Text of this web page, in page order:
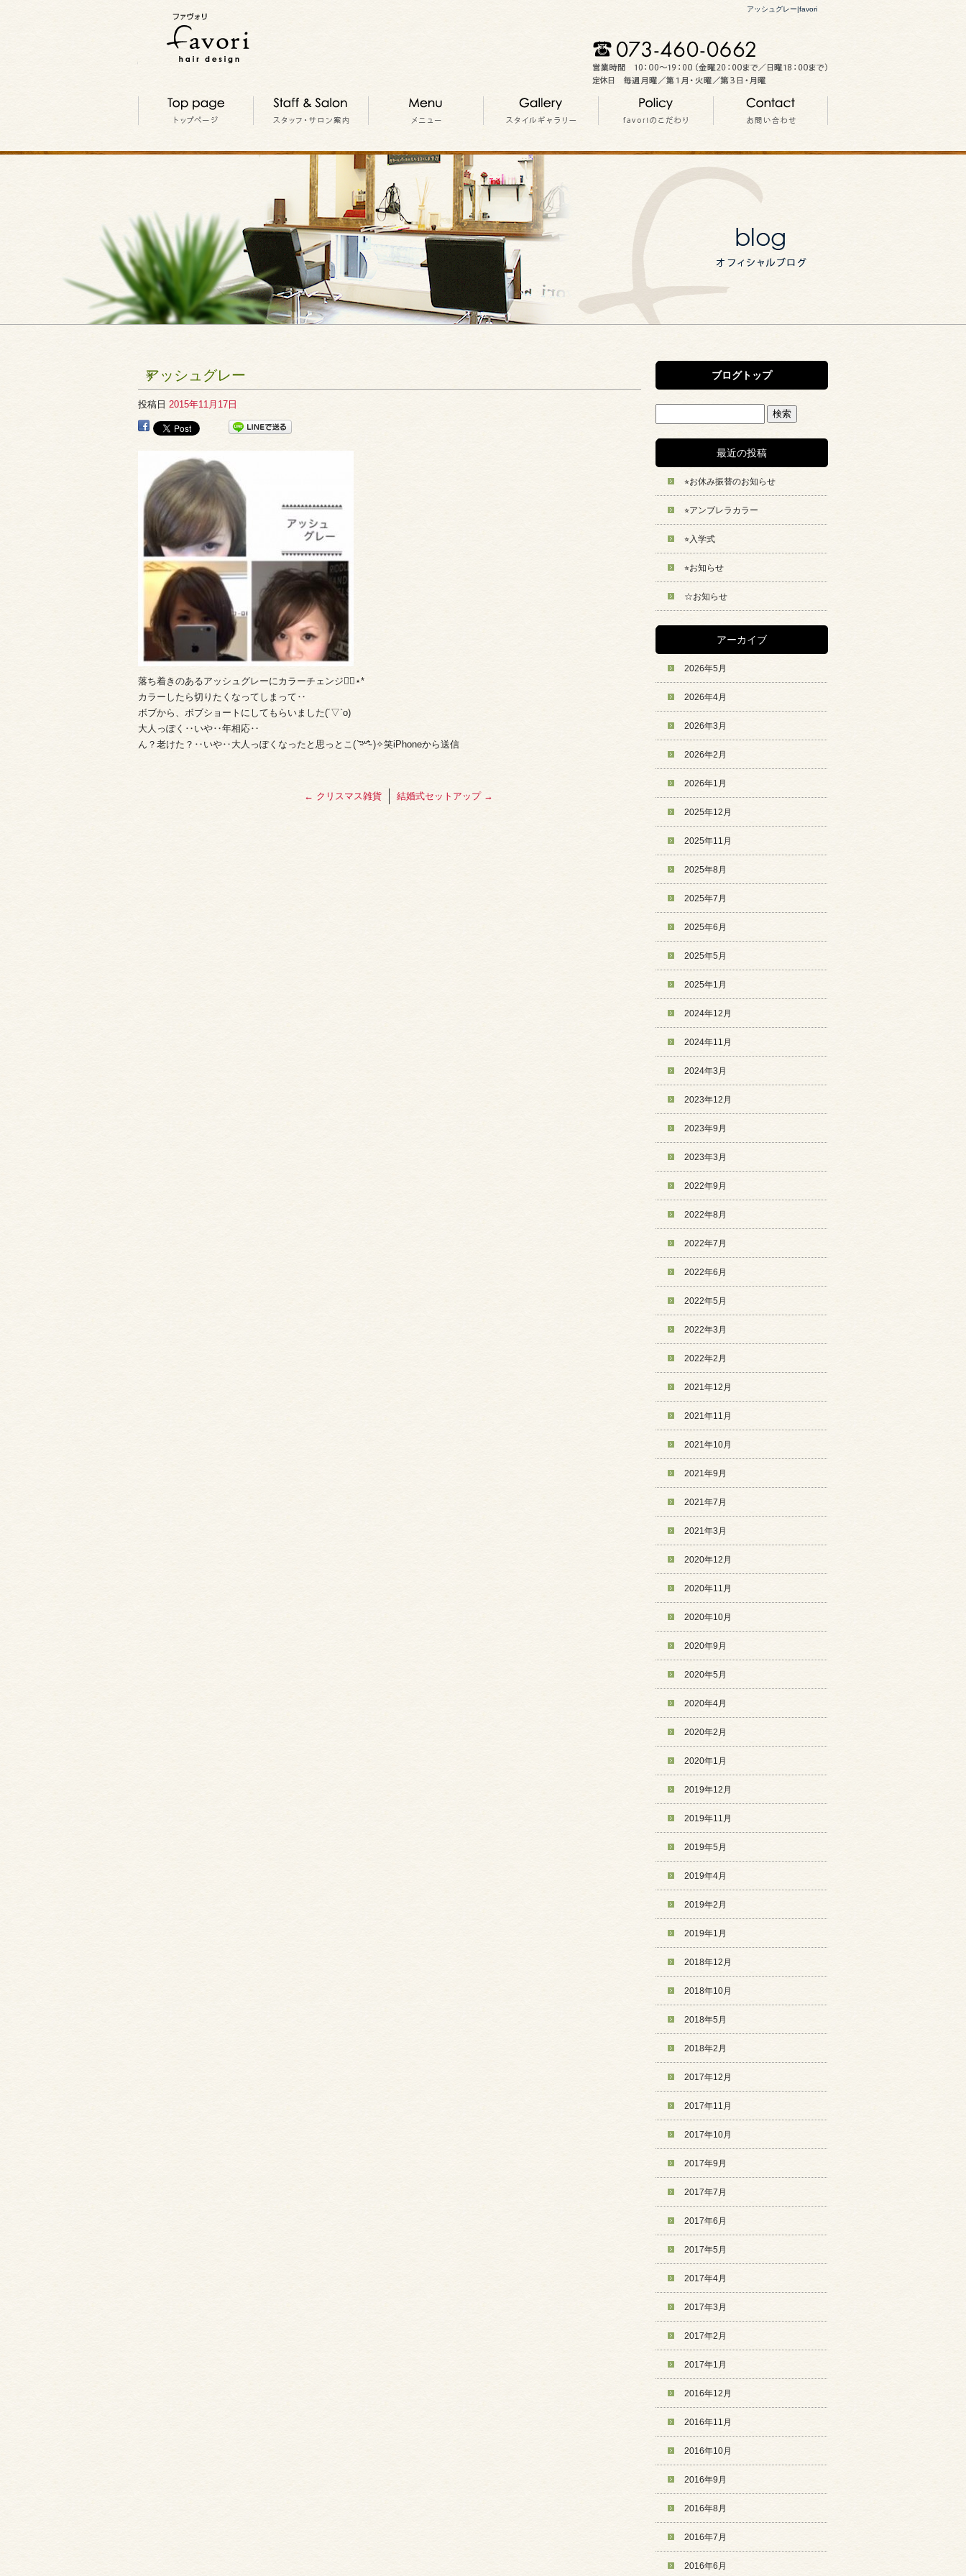
アッシュグレー|favori
アッシュグレー
投稿日 2015年11月17日
落ち着きのあるアッシュグレーにカラーチェンジ◡̈⃝︎⋆︎*
カラーしたら切りたくなってしまって‥
ボブから、ボブショートにしてもらいました(´▽`o)
大人っぽく‥いや‥年相応‥
ん？老けた？‥いや‥大人っぽくなったと思っとこ( ⁼̴̀꒳⁼̴́ )✧笑iPhoneから送信
← クリスマス雑貨 結婚式セットアップ →
ブログトップ
最近の投稿
⭐︎お休み振替のお知らせ
⭐︎アンブレラカラー
⭐︎入学式
⭐︎お知らせ
☆お知らせ
アーカイブ
2026年5月
2026年4月
2026年3月
2026年2月
2026年1月
2025年12月
2025年11月
2025年8月
2025年7月
2025年6月
2025年5月
2025年1月
2024年12月
2024年11月
2024年3月
2023年12月
2023年9月
2023年3月
2022年9月
2022年8月
2022年7月
2022年6月
2022年5月
2022年3月
2022年2月
2021年12月
2021年11月
2021年10月
2021年9月
2021年7月
2021年3月
2020年12月
2020年11月
2020年10月
2020年9月
2020年5月
2020年4月
2020年2月
2020年1月
2019年12月
2019年11月
2019年5月
2019年4月
2019年2月
2019年1月
2018年12月
2018年10月
2018年5月
2018年2月
2017年12月
2017年11月
2017年10月
2017年9月
2017年7月
2017年6月
2017年5月
2017年4月
2017年3月
2017年2月
2017年1月
2016年12月
2016年11月
2016年10月
2016年9月
2016年8月
2016年7月
2016年6月